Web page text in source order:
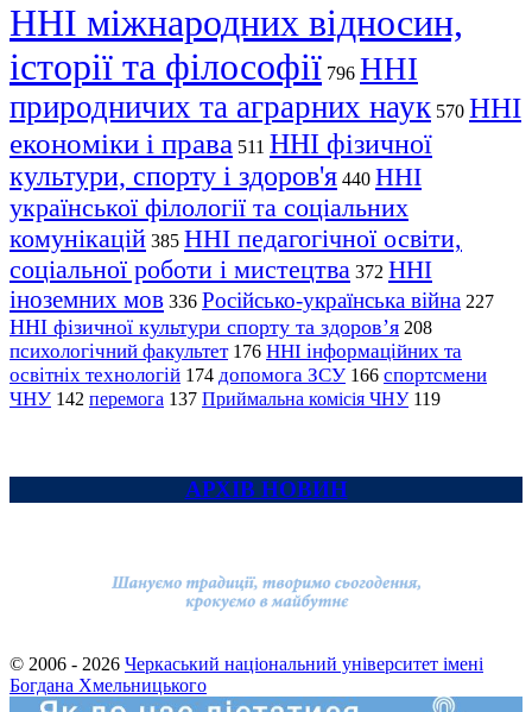
ННІ міжнародних відносин,
історії та філософії 796 ННІ
природничих та аграрних наук 570 ННІ
економіки і права 511 ННІ фізичної
культури, спорту і здоров'я 440 ННІ
української філології та соціальних
комунікацій 385 ННІ педагогічної освіти,
соціальної роботи і мистецтва 372 ННІ
іноземних мов 336 Російсько-українська війна 227
ННІ фізичної культури спорту та здоров’я 208
психологічний факультет 176 ННІ інформаційних та
освітніх технологій 174 допомога ЗСУ 166 спортсмени
ЧНУ 142 перемога 137 Приймальна комісія ЧНУ 119
АРХІВ НОВИН
© 2006 - 2026 Черкаський національний університет імені
Богдана Хмельницького